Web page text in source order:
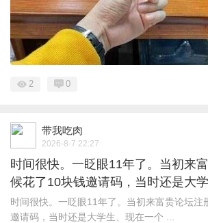
2 0
带我吃肉
2026-8-7 22:27
时间很快。一眨眼11年了。当初来
候花了10块钱邀请码，当时还是大学
时间很快。一眨眼11年了。当初来富贵论坛注
邀请码，当时还是大学生、现在一个 ...